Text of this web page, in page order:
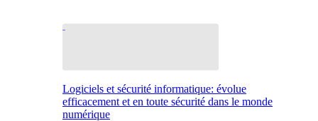
Logiciels et sécurité informatique: évolue
efficacement et en toute sécurité dans le monde
numérique